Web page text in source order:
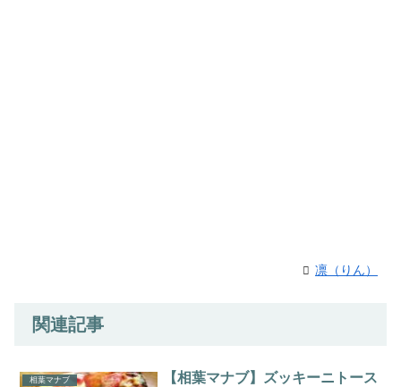
凛（りん）
関連記事
相葉マナブ
【相葉マナブ】ズッキーニトース